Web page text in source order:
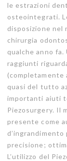
le estrazioni
osteointegrati.
disposizione nel
chirurgia
qualche anno
raggiunti
(completamente
quasi del tutto
importanti aiuti
Piezosurgery. Il
presente come
precisione;
L’utilizzo del